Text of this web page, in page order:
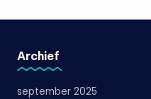
Archief
september 2025